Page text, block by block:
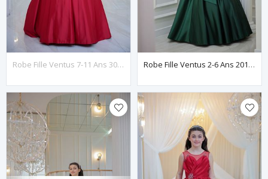
Robe Fille Ventus 7-11 Ans 30144 Rouge Robe Fille Ventus 2-6 Ans 20144 Verte